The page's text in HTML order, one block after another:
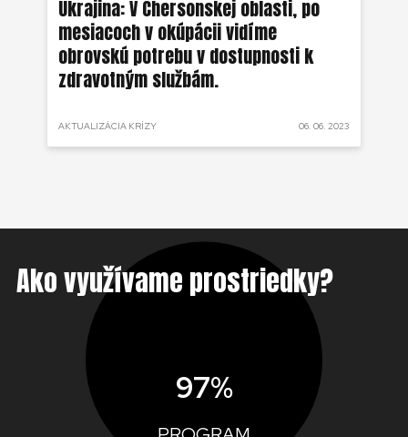
Ukrajina: V Chersonskej oblasti, po
mesiacoch v okúpácii vidíme
obrovskú potrebu v dostupnosti k
zdravotným službám.
AKTUALIZÁCIA KRÍZY 06. 06. 2023
Ako využívame prostriedky?
97%